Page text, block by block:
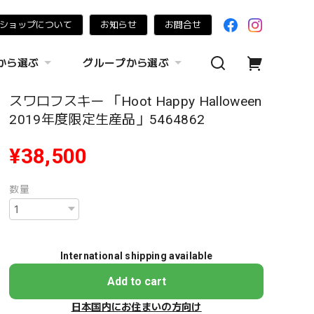
ョップについて お知らせ お問合せ
ら選ぶ グループから選ぶ
スワロフスキー 「Hoot Happy Halloween
2019年度限定生産品」5464862
¥38,500
数量
International shipping available
Add to cart
日本国内にお住まいの方向け